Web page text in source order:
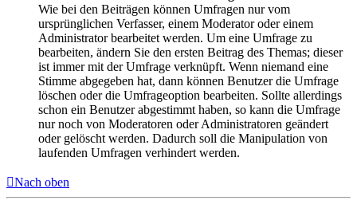
Wie bei den Beiträgen können Umfragen nur vom
ursprünglichen Verfasser, einem Moderator oder einem
Administrator bearbeitet werden. Um eine Umfrage zu
bearbeiten, ändern Sie den ersten Beitrag des Themas; dieser
ist immer mit der Umfrage verknüpft. Wenn niemand eine
Stimme abgegeben hat, dann können Benutzer die Umfrage
löschen oder die Umfrageoption bearbeiten. Sollte allerdings
schon ein Benutzer abgestimmt haben, so kann die Umfrage
nur noch von Moderatoren oder Administratoren geändert
oder gelöscht werden. Dadurch soll die Manipulation von
laufenden Umfragen verhindert werden.
Nach oben